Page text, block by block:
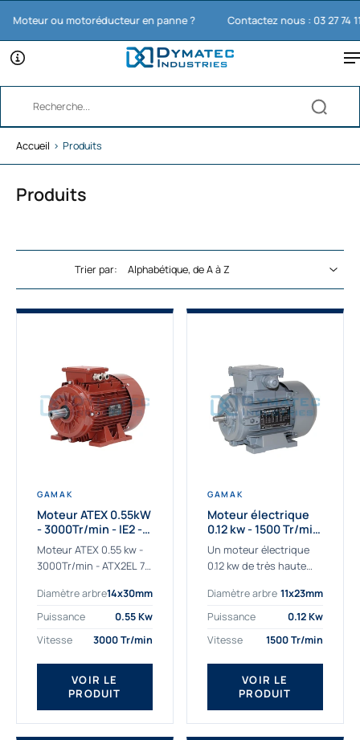
ou motoréducteur en panne ? Contactez nous : 03 27 74 11 65
Accueil › Produits
Produits
Trier par:
GAMAK
Moteur ATEX 0.55kW
- 3000Tr/min - IE2 -
Zone 2/22 -
Aluminium
Moteur ATEX 0.55 kw -
3000Tr/min - ATX2EL 71
pour les atmosphères
explosives Le moteur
Diamètre arbre14x30mm
Puissance
0.55 Kw
Vitesse
3000 Tr/min
VOIR LE
PRODUIT
GAMAK
Moteur électrique
0.12 kw - 1500 Tr/min
- 230/400V - IE2
Un moteur électrique
0.12 kw de très haute
applications les plus
sollicitées. Nous
fournissons des
moteurs électriques...
Diamètre arbre 11x23mm
Puissance
0.12 Kw
Vitesse
1500 Tr/min
VOIR LE
PRODUIT